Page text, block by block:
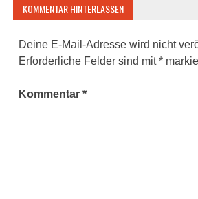
KOMMENTAR HINTERLASSEN
Deine E-Mail-Adresse wird nicht
Erforderliche Felder sind mit*
Kommentar*